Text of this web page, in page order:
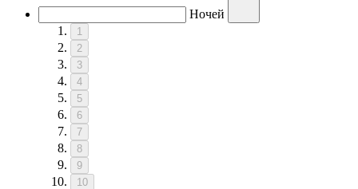
Ночей
1
2
3
4
5
6
7
8
9
10